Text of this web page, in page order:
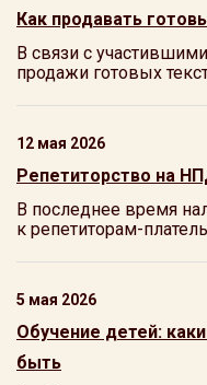
Как продавать
В связи с
продажи готовых
12 мая 2026
Репетиторство на
В последнее время
к репетиторам-
5 мая 2026
Обучение детей:
быть